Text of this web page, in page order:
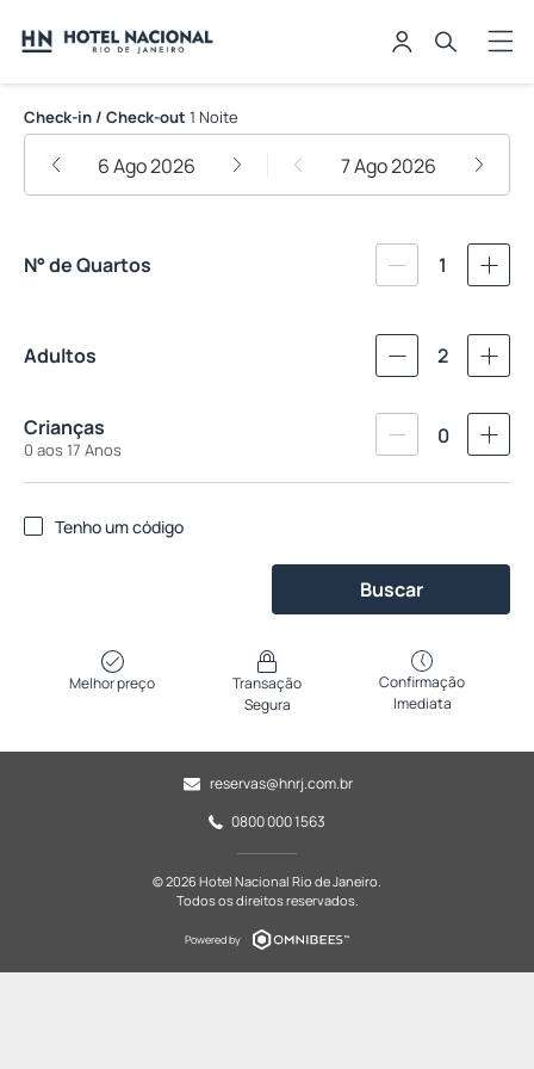
Hotel Nacional Rio de Janeiro
Check-in / Check-out 1 Noite
6 Ago 2026 7 Ago 2026
N° de Quartos 1
Adultos 2
Crianças
0 aos 17 Anos
0
Tenho um código
Buscar
Melhor preço
Transação
Segura
Confirmação
Imediata
reservas@hnrj.com.br
0800 000 1563
© 2026 Hotel Nacional Rio de Janeiro.
Todos os direitos reservados.
Powered by